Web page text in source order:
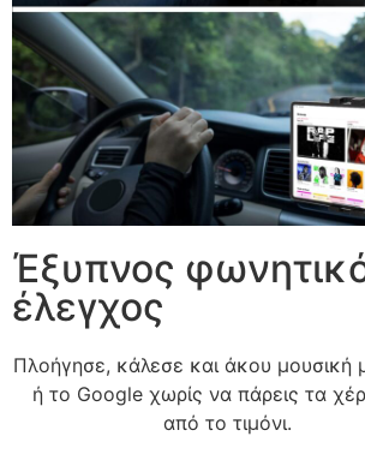
Έξυπνος
έλεγχος
Πλοήγησε, κάλεσε και άκου μουσική
ή το Google χωρίς να πάρεις τα
από το τιμόνι.